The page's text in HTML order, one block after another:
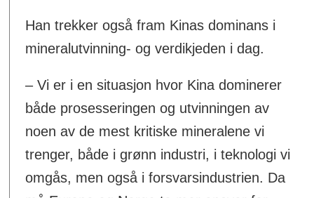
Han trekker også fram Kinas dominans i
mineralutvinning- og verdikjeden i dag.
– Vi er i en situasjon hvor Kina dominerer
både prosesseringen og utvinningen av
noen av de mest kritiske mineralene vi
trenger, både i grønn industri, i teknologi vi
omgås, men også i forsvarsindustrien. Da